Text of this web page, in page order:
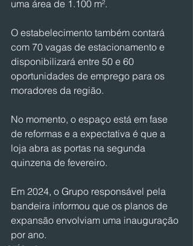
uma área de 1.100 m².
O estabelecimento também contará
com 70 vagas de estacionamento e
disponibilizará entre 50 e 60
oportunidades de emprego para os
moradores da região.
No momento, o espaço está em fase
de reformas e a expectativa é que a
loja abra as portas na segunda
quinzena de fevereiro.
Em 2024, o Grupo responsável pela
bandeira informou que os planos de
expansão envolviam uma inauguração
por ano.